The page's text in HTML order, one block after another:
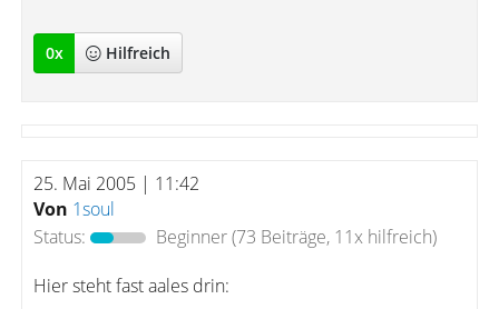
0x Hilfreich
25. Mai 2005 | 11:42
Von 1soul
Status:
Beginner(73 Beiträge, 11x hilfreich)
Hier steht fast aales drin: